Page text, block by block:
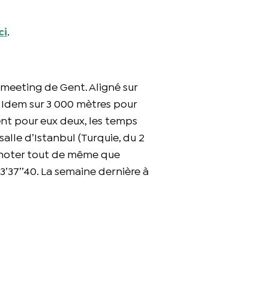
.
de Gent. Aligné sur
Idem sur 3 000 mètres pour
pour eux deux, les temps
d’Istanbul (Turquie, du 2
noter tout de même que
La semaine dernière à